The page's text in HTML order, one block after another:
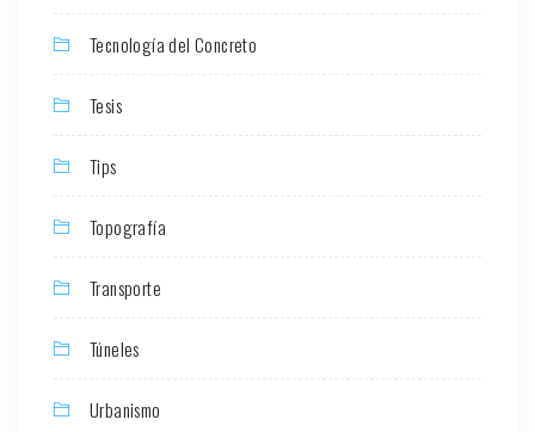
Tecnología del Concreto
Tesis
Tips
Topografía
Transporte
Túneles
Urbanismo